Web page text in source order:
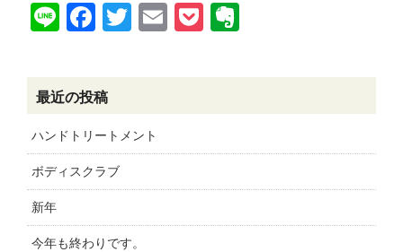
LineFacebook
Twitter
EmailPocket
最近の投稿
ハンドトリートメント
ボディスクラブ
新年
今年も終わりです。